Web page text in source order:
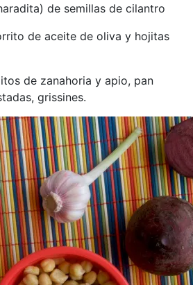
de semillas de cilantro
de aceite de oliva y hojitas
de zanahoria y apio, pan
grissines.